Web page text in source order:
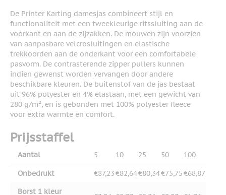
De Printer Karting damesjas combineert stijl en
functionaliteit met een tweekleurige ritssluiting aan de
voorkant en aan de zijzakken. De mouwen zijn voorzien
van aanpasbare velcrosluitingen en elastische
trekkoorden aan de onderkant voor een comfortabele
pasvorm. De contrasterende zipper pullers kunnen
indien gewenst worden vervangen door andere
beschikbare kleuren. De buitenstof van de jas bestaat
uit 96% polyester en 4% elastaan, met een gewicht van
280 g/m², en is gebonden met 100% polyester fleece
voor extra warmte en comfort.
Prijsstaffel
Aantal 5 10 25 50 100
Onbedrukt €87,23€82,64€80,34€75,75€68,87
Borst 1 kleur